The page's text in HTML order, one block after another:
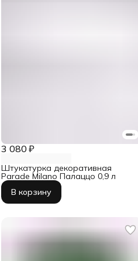
3 080 ₽
Штукатурка декоративная
Parade Milano Палаццо 0,9 л
В корзину